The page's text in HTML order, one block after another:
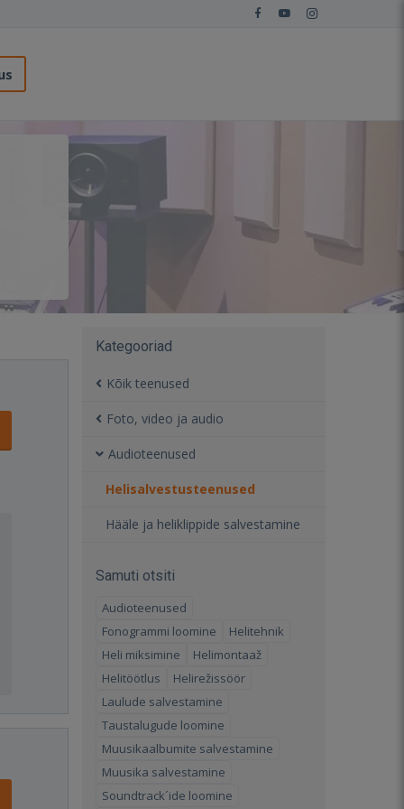
Kategooriad
Kõik teenused
Foto, video ja audio
Audioteenused
Helisalvestusteenused
Hääle ja heliklippide salvestamine
Samuti otsiti
Audioteenused
Fonogrammi loomine
Helitehnik
Heli miksimine
Helimontaaž
Helitöötlus
Helirežissöör
Laulude salvestamine
Taustalugude loomine
Muusikaalbumite salvestamine
Muusika salvestamine
Soundtrack´ide loomine